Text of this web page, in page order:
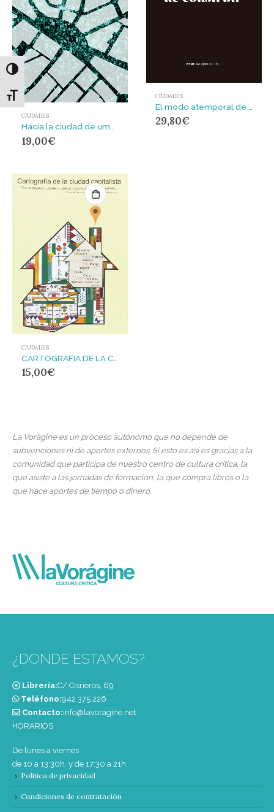
Alternar alto contraste
Alternar tamaño de letra
CIUDADES
19,00€
CIUDADES
29,80€
CIUDADES
15,00€
La Vorágine es un proceso autónomo que no depende de
subvenciones ni de aportes externos. Si esto es así es gracias a la
comunidad que participa de nuestro centro de cultura crítica, la
que asiste a las jornadas de formación, la que compra libros o la
que hace aportes de tiempo o dinero.
¿DONDE ESTAMOS?
Librería:C/ Cisneros, 69
Teléfono:‭942 375 226‬
Contacto:info@lavoragine.net
HORARIOS
De lunes a viernes
de 10 a 13:30h. y de 17:30 a 21h.
Política de privacidad
Condiciones de contratación